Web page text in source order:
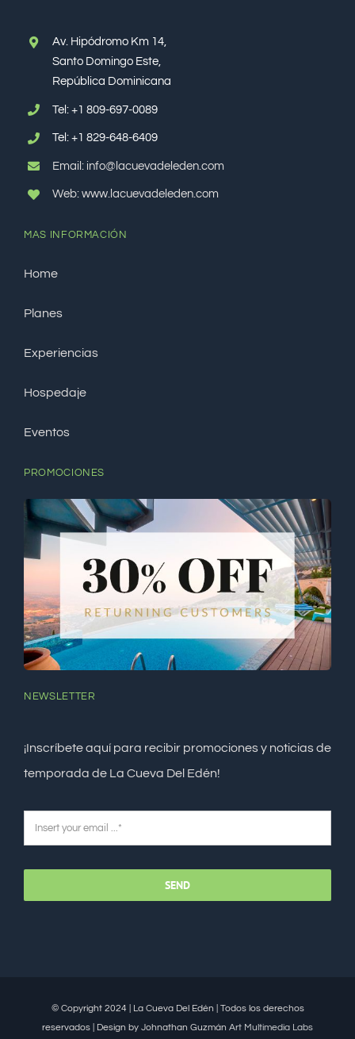
Av. Hipódromo Km 14,
Santo Domingo Este,
República Dominicana
Tel: +1 809-697-0089
Tel: +1 829-648-6409
Email: info@lacuevadeleden.com
Web: www.lacuevadeleden.com
MAS INFORMACIÓN
Home
Planes
Experiencias
Hospedaje
Eventos
PROMOCIONES
NEWSLETTER
¡Inscríbete aquí para recibir promociones y noticias de
temporada de La Cueva Del Edén!
SEND
© Copyright 2024 | La Cueva Del Edén | Todos los derechos
reservados | Design by Johnathan Guzmán Art Multimedia Labs